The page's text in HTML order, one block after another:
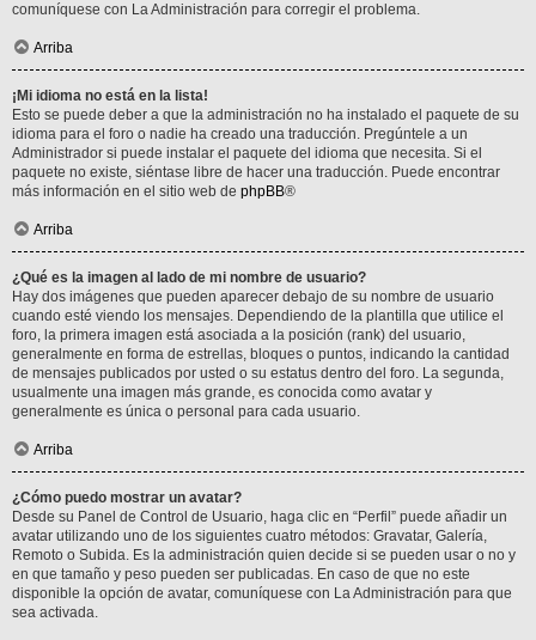
comuníquese con La Administración para corregir el problema.
Arriba
¡Mi idioma no está en la lista!
Esto se puede deber a que la administración no ha instalado el paquete de su
idioma para el foro o nadie ha creado una traducción. Pregúntele a un
Administrador si puede instalar el paquete del idioma que necesita. Si el
paquete no existe, siéntase libre de hacer una traducción. Puede encontrar
más información en el sitio web de phpBB®
Arriba
¿Qué es la imagen al lado de mi nombre de usuario?
Hay dos imágenes que pueden aparecer debajo de su nombre de usuario
cuando esté viendo los mensajes. Dependiendo de la plantilla que utilice el
foro, la primera imagen está asociada a la posición (rank) del usuario,
generalmente en forma de estrellas, bloques o puntos, indicando la cantidad
de mensajes publicados por usted o su estatus dentro del foro. La segunda,
usualmente una imagen más grande, es conocida como avatar y
generalmente es única o personal para cada usuario.
Arriba
¿Cómo puedo mostrar un avatar?
Desde su Panel de Control de Usuario, haga clic en “Perfil” puede añadir un
avatar utilizando uno de los siguientes cuatro métodos: Gravatar, Galería,
Remoto o Subida. Es la administración quien decide si se pueden usar o no y
en que tamaño y peso pueden ser publicadas. En caso de que no este
disponible la opción de avatar, comuníquese con La Administración para que
sea activada.